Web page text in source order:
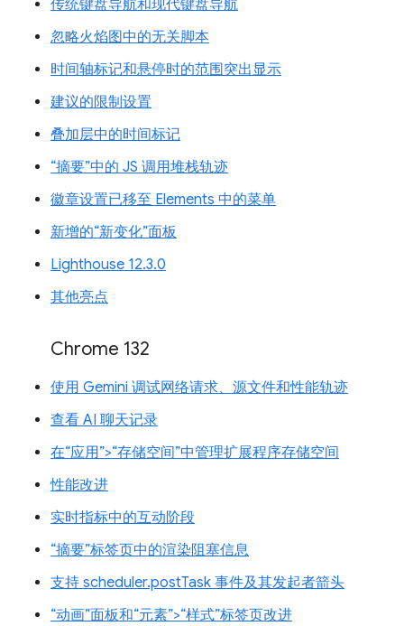
传统键盘导航和现代键盘导航
忽略火焰图中的无关脚本
时间轴标记和悬停时的范围突出显示
建议的限制设置
叠加层中的时间标记
“摘要”中的 JS 调用堆栈轨迹
徽章设置已移至 Elements 中的菜单
新增的“新变化”面板
Lighthouse 12.3.0
其他亮点
Chrome 132
使用 Gemini 调试网络请求、源文件和性能轨迹
查看 AI 聊天记录
在“应用”>“存储空间”中管理扩展程序存储空间
性能改进
实时指标中的互动阶段
“摘要”标签页中的渲染阻塞信息
支持 scheduler.postTask 事件及其发起者箭头
“动画”面板和“元素”>“样式”标签页改进